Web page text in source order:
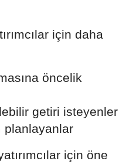
için daha
öncelik
getiri isteyenler
planlayanlar
için öne